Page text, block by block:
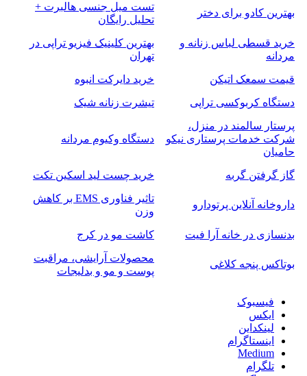
بهترین کادو برای دختر
تست میل جنسی هالبرت +
تحلیل رایگان
خرید قسطی لباس زنانه و
مردانه
بهترین کلینیک فیزیو تراپی در
تهران
قیمت سمعک اتیکن
خرید دایرکت انبوه
دستگاه کربوکسی تراپی
تیشرت زنانه شیک
پرستار سالمند در منزل،
شرکت خدمات پرستاری نیکو
حامیان
دستگاه وکیوم مردانه
گاز گرفتن گربه خرید چست لید اسکین تکت
داروخانه آنلاین پرتودارو
تاثیر فناوری EMS بر کاهش
وزن
بدنسازی در خانه آرا فیت
کاشت مو در کرج
بوتاکس پنجه کلاغی
محصولات آرایشی، مراقبت
پوست و مو و بدلیجات
فیسبوک
ایکس
لینکداین
اینستاگرام
Medium
تلگرام